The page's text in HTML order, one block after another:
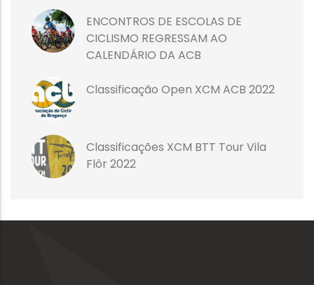
ENCONTROS DE ESCOLAS DE
CICLISMO REGRESSAM AO
CALENDÁRIO DA ACB
Classificação Open XCM ACB 2022
Classificações XCM BTT Tour Vila
Flôr 2022